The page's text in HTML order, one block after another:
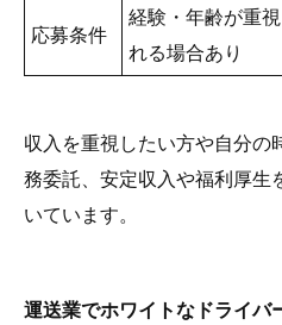
応募条件
経験・年齢が重
れる場合あり
収入を重視したい方や自分の
務委託、安定収入や福利厚生
いています。
運送業でホワイトなドライバ